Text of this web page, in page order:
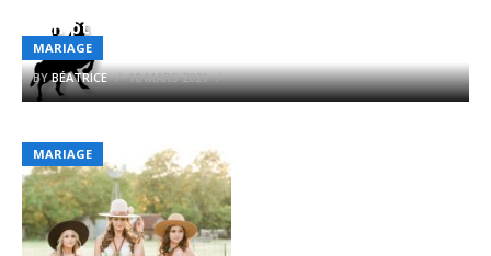
MARIAGE
somptueuse cérémonie et une réception –
Revere Journal
BYBÉATRICE 10 MARS 2021
MARIAGE